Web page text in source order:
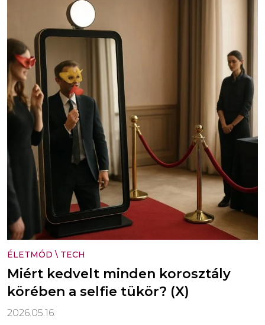
ÉLETMÓD \ TECH
Miért kedvelt minden korosztály
körében a selfie tükör? (X)
2026.05.16.